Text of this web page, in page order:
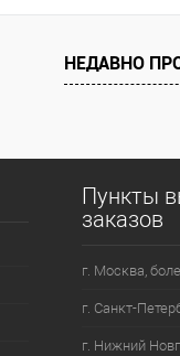
НЕДАВНО
Пункты
заказов
г. Москва,
г. Санкт-
г. Нижний